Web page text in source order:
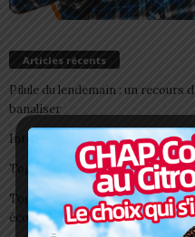
Articles récents
Pilule du lendemain : un recours
banaliser
Interclubs CAF: ASCK et ASKO
Togo/ Boissons énergisantes:
Togo/ Rentrée scolaire 2026-
écoles autorisées